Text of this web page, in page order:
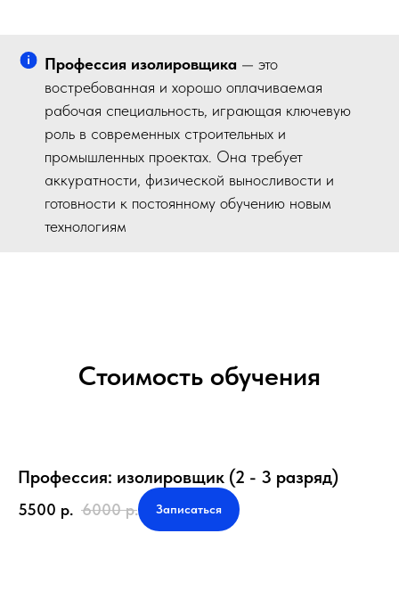
Профессия изолировщика — это
востребованная и хорошо оплачиваемая
рабочая специальность, играющая ключевую
роль в современных строительных и
промышленных проектах. Она требует
аккуратности, физической выносливости и
готовности к постоянному обучению новым
технологиям
Стоимость обучения
Профессия: изолировщик (2 - 3 разряд)
5500 р. 6000 р. Записаться